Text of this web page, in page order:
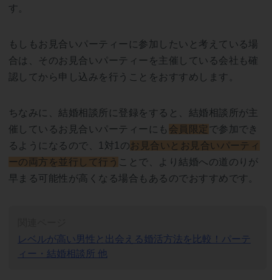
す。
もしもお見合いパーティーに参加したいと考えている場
合は、そのお見合いパーティーを主催している会社も確
認してから申し込みを行うことをおすすめします。
ちなみに、結婚相談所に登録をすると、結婚相談所が主
催しているお見合いパーティーにも 会員限定 で参加でき
るようになるので、1対1のお見合いとお見合いパーティ
ーの両方を並行して行う ことで、より結婚への道のりが
早まる可能性が高くなる場合もあるのでおすすめです。
レベルが高い男性と出会える婚活方法を比較！パーテ
ィー・結婚相談所 他